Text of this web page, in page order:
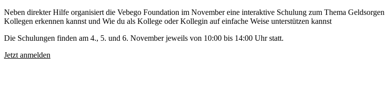
Neben direkter Hilfe organisiert die Vebego Foundation im November eine interaktive Schulung zum Thema
Kollegen erkennen kannst und Wie du als Kollege oder Kollegin auf einfache Weise unterstützen kannst
Die Schulungen finden am 4., 5. und 6. November jeweils von 10:00 bis 14:00 Uhr statt.
Jetzt anmelden